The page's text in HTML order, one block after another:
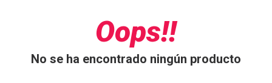
Oops!!
No se ha encontrado ningún producto